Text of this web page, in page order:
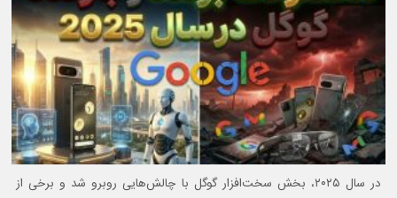
در سال ۲۰۲۵، بخش سخت‌افزار گوگل با چالش‌هایی روبرو شد و برخی از